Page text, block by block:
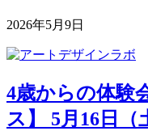
2026年5月9日
4歳からの体験
ス】 5月16日（